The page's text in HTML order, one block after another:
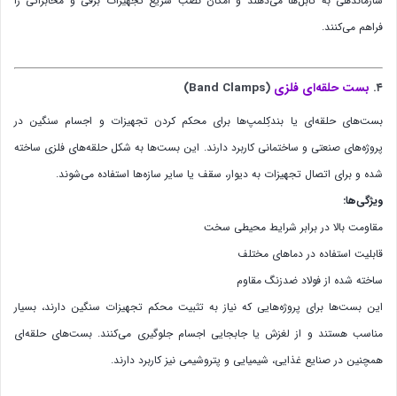
فراهم می‌کنند.
۴. بست حلقه‌ای فلزی (Band Clamps)
بست‌های حلقه‌ای یا بندکِلمپ‌ها برای محکم کردن تجهیزات و اجسام سنگین در
پروژه‌های صنعتی و ساختمانی کاربرد دارند. این بست‌ها به شکل حلقه‌های فلزی ساخته
شده و برای اتصال تجهیزات به دیوار، سقف یا سایر سازه‌ها استفاده می‌شوند.
ویژگی‌ها:
مقاومت بالا در برابر شرایط محیطی سخت
قابلیت استفاده در دماهای مختلف
ساخته شده از فولاد ضدزنگ مقاوم
این بست‌ها برای پروژه‌هایی که نیاز به تثبیت محکم تجهیزات سنگین دارند، بسیار
مناسب هستند و از لغزش یا جابجایی اجسام جلوگیری می‌کنند. بست‌های حلقه‌ای
همچنین در صنایع غذایی، شیمیایی و پتروشیمی نیز کاربرد دارند.